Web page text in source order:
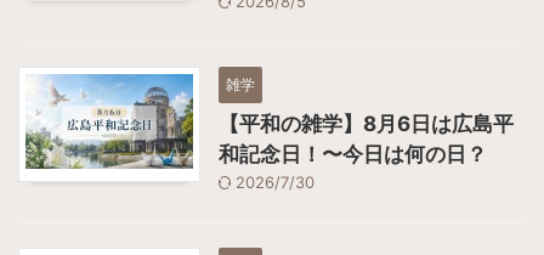
雑学
【平和の雑学】8月6日は広島平
和記念日！〜今日は何の日？
2026/7/30